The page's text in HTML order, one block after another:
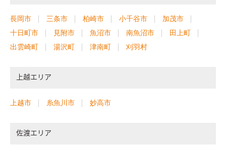
長岡市 三条市 柏崎市 小千谷市
加茂市
十日町市
見附市 魚沼市 南魚沼市
田上町
出雲崎町
湯沢町 津南町 刈羽村
上越エリア
上越市 糸魚川市 妙高市
佐渡エリア